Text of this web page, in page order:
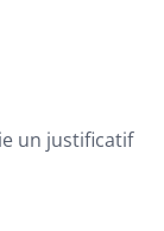
un justificatif